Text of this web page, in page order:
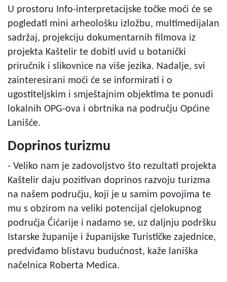
U prostoru Info-interpretacijske točke moći će se
pogledati mini arheološku izložbu, multimedijalan
sadržaj, projekciju dokumentarnih filmova iz
projekta Kaštelir te dobiti uvid u botanički
priručnik i slikovnice na više jezika. Nadalje, svi
zainteresirani moći će se informirati i o
ugostiteljskim i smještajnim objektima te ponudi
lokalnih OPG-ova i obrtnika na području Općine
Lanišće.
Doprinos turizmu
- Veliko nam je zadovoljstvo što rezultati projekta
Kaštelir daju pozitivan doprinos razvoju turizma
na našem području, koji je u samim povojima te
mu s obzirom na veliki potencijal cjelokupnog
područja Ćićarije i nadamo se, uz daljnju podršku
Istarske županije i županijske Turističke zajednice,
predviđamo blistavu budućnost, kaže laniška
načelnica Roberta Medica.